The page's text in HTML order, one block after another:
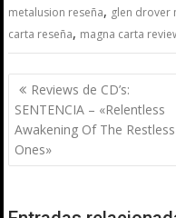
metalusion reseña, glen drover
carta reseña, magna carta
Navegación
de
entradas
Reviews de CD’s:
SENTENCIA – «Relentless
Awakening Of The Restless
Ones»